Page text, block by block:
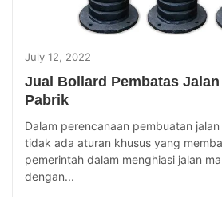
July 12, 2022
Jual Bollard Pembatas
Pabrik
Dalam perencanaan pembuatan
tidak ada aturan khusus yang
pemerintah dalam menghiasi jalan
dengan...